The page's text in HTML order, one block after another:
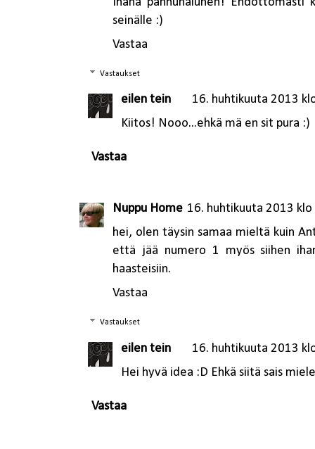
seinälle :)
Vastaa
Vastaukset
eilen tein
16. huhtikuuta 2013
Kiitos! Nooo...ehkä mä en sit pura :)
Vastaa
Nuppu Home 16. huhtikuuta 2013
hei, olen täysin samaa mieltä kuin
että jää numero 1 myös siihen
haasteisiin.
Vastaa
Vastaukset
eilen tein
16. huhtikuuta 2013
Hei hyvä idea :D Ehkä siitä sais
Vastaa